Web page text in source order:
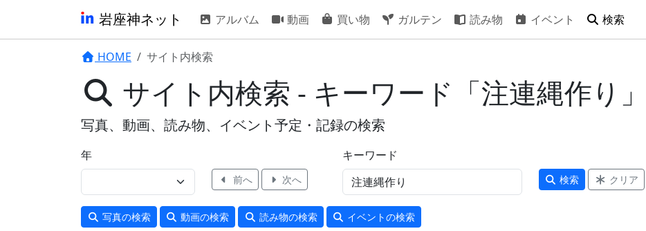
岩座神ネット アルバム 動画 買い物 ガルテン 読み物 イベント 検索
HOME サイト内検索
サイト内検索 - キーワード「注連縄作り」
写真、動画、読み物、イベント予定・記録の検索
年
前へ 次へ
キーワード
検索 クリア
写真の検索 動画の検索 読み物の検索 イベントの検索